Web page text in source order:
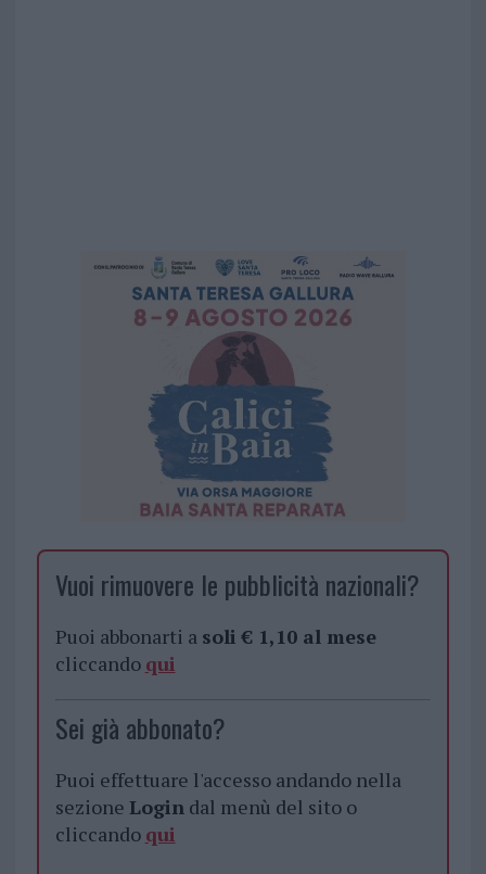
Vuoi rimuovere le pubblicità nazionali?
Puoi abbonarti a soli € 1,10 al mese
cliccando qui
Sei già abbonato?
Puoi effettuare l'accesso andando nella
sezione Logindal menù del sito o
cliccando qui